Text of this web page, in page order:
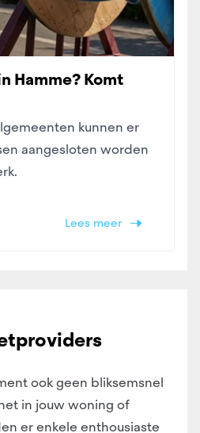
Hamme? Komt
kunnen er
aangesloten worden
Lees meer
ook geen bliksemsnel
in jouw woning of
er enkele enthousiaste